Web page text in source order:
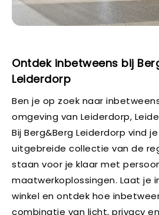
Ontdek inbetweens bij
Leiderdorp
Ben je op zoek naar
omgeving van Leiderdorp,
Bij Berg&Berg Leiderdorp vind
uitgebreide collectie van de
staan voor je klaar met
maatwerkoplossingen. Laat je
winkel en ontdek hoe
combinatie van licht, privacy